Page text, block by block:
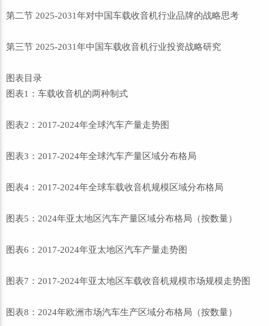
第二节 2025-2031年对中国车载收音机行业品牌的战略思考
第三节 2025-2031年中国车载收音机行业投资战略研究
图表目录
图表1：车载收音机的两种制式
图表2：2017-2024年全球汽车产量走势图
图表3：2017-2024年全球汽车产量区域分布格局
图表4：2017-2024年全球车载收音机规模区域分布格局
图表5：2024年亚太地区汽车产量区域分布格局（按数量）
图表6：2017-2024年亚太地区汽车产量走势图
图表7：2017-2024年亚太地区车载收音机规模市场规模走势图
图表8：2024年欧洲市场汽车生产区域分布格局（按数量）